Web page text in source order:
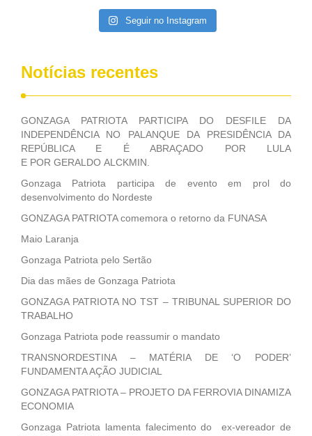
Seguir no Instagram
Notícias recentes
GONZAGA PATRIOTA PARTICIPA DO DESFILE DA
INDEPENDÊNCIA NO PALANQUE DA PRESIDÊNCIA DA
REPÚBLICA E É ABRAÇADO POR LULA
E POR GERALDO ALCKMIN.
Gonzaga Patriota participa de evento em prol do
desenvolvimento do Nordeste
GONZAGA PATRIOTA comemora o retorno da FUNASA
Maio Laranja
Gonzaga Patriota pelo Sertão
Dia das mães de Gonzaga Patriota
GONZAGA PATRIOTA NO TST – TRIBUNAL SUPERIOR DO
TRABALHO
Gonzaga Patriota pode reassumir o mandato
TRANSNORDESTINA – MATÉRIA DE ‘O PODER’
FUNDAMENTA AÇÃO JUDICIAL
GONZAGA PATRIOTA – PROJETO DA FERROVIA DINAMIZA
ECONOMIA
Gonzaga Patriota lamenta falecimento do ex-vereador de